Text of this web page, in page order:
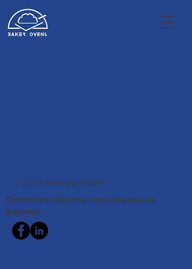
© 2023 Бейкер Овенс
Политика защиты персональных
данных